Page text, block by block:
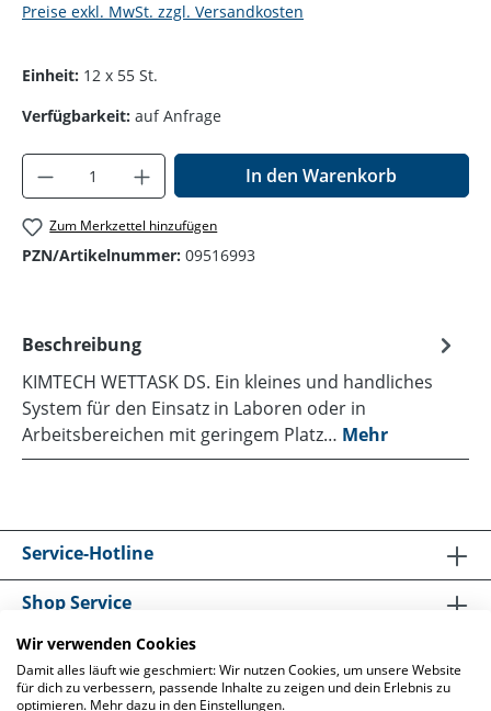
Preise exkl. MwSt. zzgl. Versandkosten
Einheit: 12 x 55 St.
Verfügbarkeit: auf Anfrage
Produkt Anzahl: Gib den gewünschten
In den Warenkorb
Zum Merkzettel hinzufügen
PZN/Artikelnummer: 09516993
Beschreibung
KIMTECH WETTASK DS. Ein kleines und handliches
System für den Einsatz in Laboren oder in
Arbeitsbereichen mit geringem Platz… Mehr
Service-Hotline
Shop Service
Informationen
Wir verwenden Cookies
Damit alles läuft wie geschmiert: Wir nutzen Cookies, um unsere Website
für dich zu verbessern, passende Inhalte zu zeigen und dein Erlebnis zu
optimieren. Mehr dazu in den Einstellungen.